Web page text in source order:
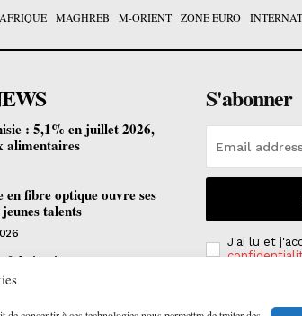
AFRIQUE MAGHREB M-ORIENT ZONE EURO
: 5,1% en juillet 2026,
alimentaires
fibre optique ouvre ses
talents
fabrication
: quelles
S'abonner
J'ai lu et